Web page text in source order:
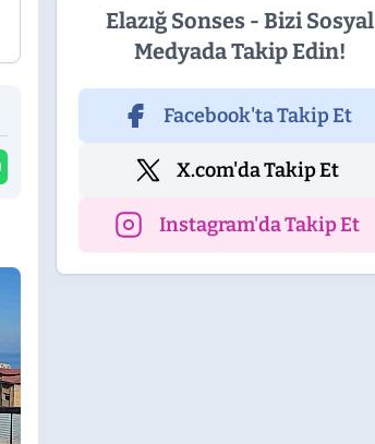
Elazığ Sonses - Bizi Sosyal
Medyada Takip Edin!
Facebook'ta Takip Et
X.com'da Takip Et
Instagram'da Takip Et